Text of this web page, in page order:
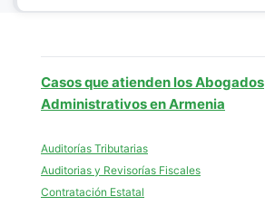
Casos que atienden los Abogados
Administrativos en Armenia
Auditorías Tributarias
Auditorias y Revisorías Fiscales
Contratación Estatal